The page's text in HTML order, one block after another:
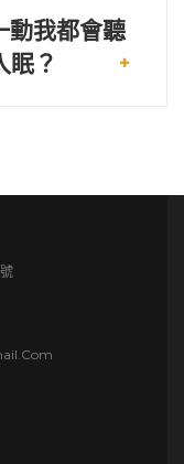
動我都會聽
眠？